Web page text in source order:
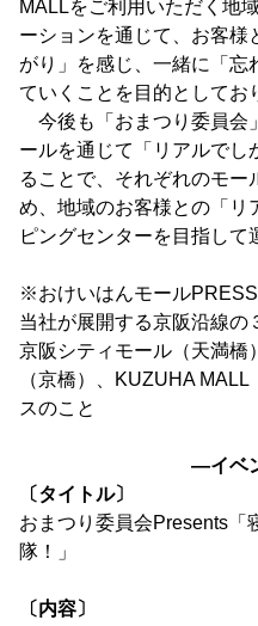
MALLをご利用いただく地
ーションを通じて、お客様
がり」を感じ、一緒に「忘
ていくことを目的としてお
今後も「おまつり委員会
ールを通じて「リアルでし
ることで、それぞれのモー
め、地域のお客様との「リ
ピングセンターを目指して
※おけいはんモール
当社が展開する京阪沿線の
京阪シティモール（天満橋
（京橋）、KUZUHA
スのこと
―イベ
〔タイトル〕
おまつり委員会Presents「
隊！」
〔内容〕